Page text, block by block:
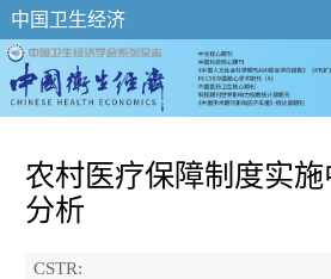
中国卫生经济
农村医疗保障制度实
分析
CSTR: